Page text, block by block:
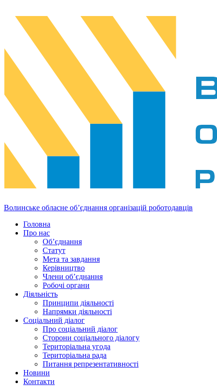
Волинське обласне об’єднання організацій роботодавців
Головна
Про нас
Об’єднання
Статут
Мета та завдання
Керівництво
Члени об’єднання
Робочі органи
Діяльність
Принципи діяльності
Напрямки діяльності
Соціальний діалог
Про соціальний діалог
Сторони соціального діалогу
Територіальна угода
Територіальна рада
Питання репрезентативності
Новини
Контакти